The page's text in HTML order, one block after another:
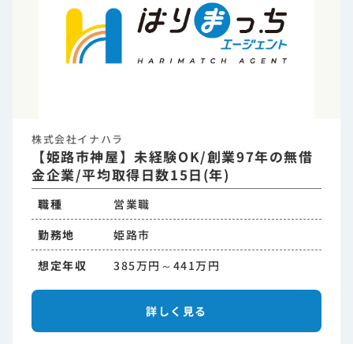
株式会社イナハラ
【姫路市神屋】未経験OK/創業97年の無借
金企業/平均取得日数15日(年)
職種
営業職
勤務地
姫路市
想定年収
385万円～441万円
詳しく見る